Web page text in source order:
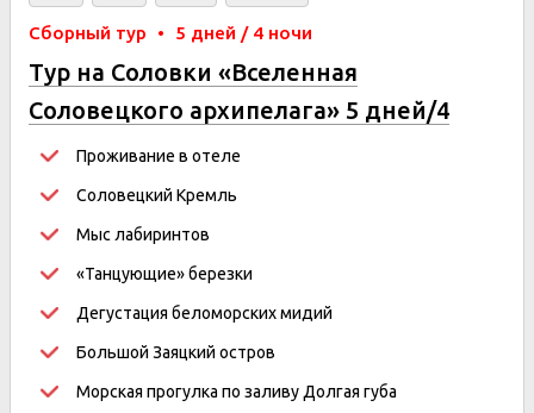
Сборный тур • 5 дней / 4 ночи
Тур на Соловки «Вселенная
Соловецкого архипелага» 5 дней/4
ночиПроживание в отеле
Соловецкий Кремль
Мыс лабиринтов
«Танцующие» березки
Дегустация беломорских мидий
Большой Заяцкий остров
Морская прогулка по заливу Долгая губа